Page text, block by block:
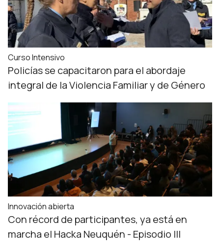
Curso Intensivo
Policías se capacitaron para el abordaje
integral de la Violencia Familiar y de Género
Innovación abierta
Con récord de participantes, ya está en
marcha el Hacka Neuquén - Episodio III